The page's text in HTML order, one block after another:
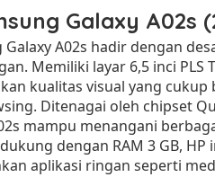
Galaxy A02s
Galaxy A02s hadir dengan
Memiliki layar 6,5 inci PLS
kualitas visual yang
Ditenagai oleh chipset
mampu menangani
dengan RAM 3 GB,
aplikasi ringan seperti